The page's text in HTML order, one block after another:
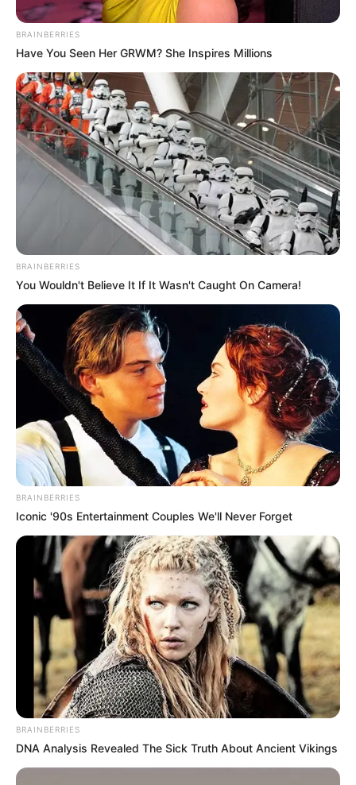
BRAINBERRIES
Have You Seen Her GRWM? She Inspires Millions
BRAINBERRIES
You Wouldn't Believe It If It Wasn't Caught On Camera!
BRAINBERRIES
Iconic '90s Entertainment Couples We'll Never Forget
BRAINBERRIES
DNA Analysis Revealed The Sick Truth About Ancient Vikings